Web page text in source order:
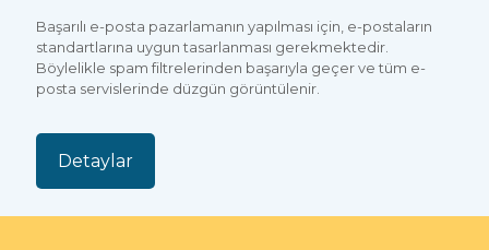
Başarılı e-posta pazarlamanın yapılması için, e-postaların
standartlarına uygun tasarlanması gerekmektedir.
Böylelikle spam filtrelerinden başarıyla geçer ve tüm e-
posta servislerinde düzgün görüntülenir.
Detaylar